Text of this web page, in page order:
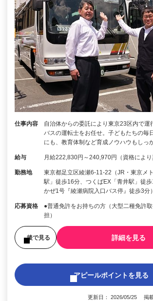
仕事内容
自治体からの委託により東京23区内で運
バスの運転士をお任せ。子どもたちの毎
にも、教育体制など育成ノウハウもしっ
給与 月給222,830円～240,970円（資格により
勤務地
東京都足立区綾瀬6-11-22（JR・東京メ
駅」徒歩16分、つくばEX「青井駅」徒
かぜ1号『綾瀬病院入口バス停』徒歩3分）
応募資格
●普通免許をお持ちの方（大型二種免許
担）
後で見る 詳細を見る
アピールポイントを見る
更新日： 2026/05/25 掲